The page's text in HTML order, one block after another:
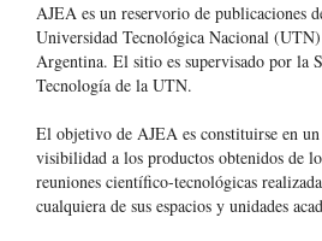
AJEA es un reservorio de publicaciones
Universidad Tecnológica Nacional
Argentina. El sitio es supervisado por la
Tecnología de la UTN.
El objetivo de AJEA es constituirse en
visibilidad a los productos obtenidos de
reuniones científico-tecnológicas
cualquiera de sus espacios y unidades